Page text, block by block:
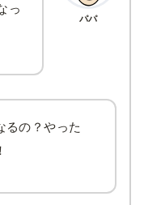
パパ
っ
るの？やった